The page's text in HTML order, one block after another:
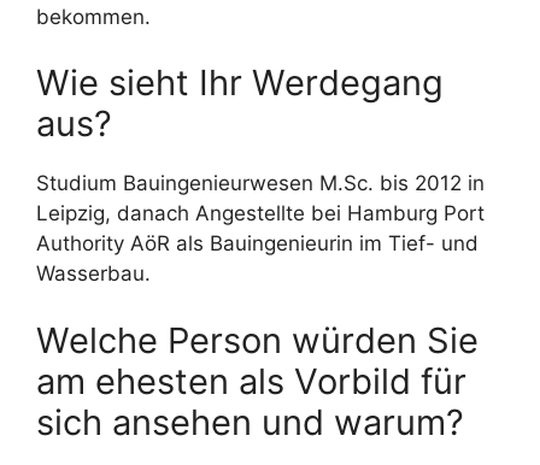
bekommen.
Wie sieht Ihr Werdegang
aus?
Studium Bauingenieurwesen M.Sc. bis 2012 in
Leipzig, danach Angestellte bei Hamburg Port
Authority AöR als Bauingenieurin im Tief- und
Wasserbau.
Welche Person würden Sie
am ehesten als Vorbild für
sich ansehen und warum?